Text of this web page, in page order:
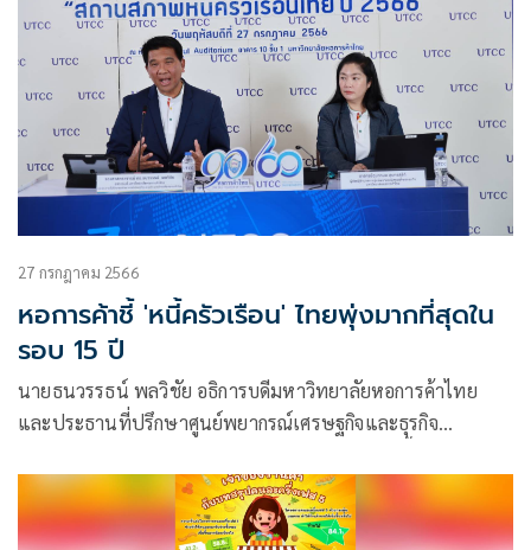
27 กรกฎาคม 2566
หอการค้าชี้ 'หนี้ครัวเรือน' ไทยพุ่งมากที่สุดใน
รอบ 15 ปี
นายธนวรรธน์ พลวิชัย อธิการบดีมหาวิทยาลัยหอการค้าไทย
และประธานที่ปรึกษาศูนย์พยากรณ์เศรษฐกิจและธุรกิจ
ไทยปี 2566 พบว่า ภาระ “หนี้ครัวเรือน” เพิ่มสูงขึ้น มากที่สุดใน
รอบ 15 ปี